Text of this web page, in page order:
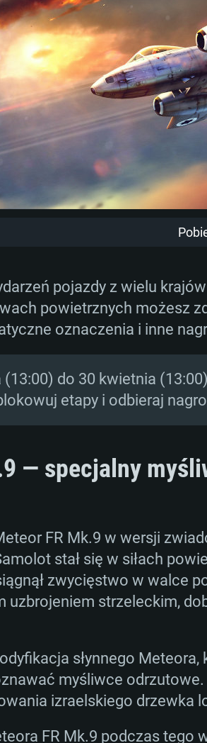
pojazdy z wielu
powietrznych możesz
oznaczenia i inne
(13:00) do 30 kwietnia
etapy i odbieraj
— specjalny
FR Mk.9 w wersji
stał się w siłach
zwycięstwo w walce
uzbrojeniem strzeleckim,
słynnego
myśliwce
izraelskiego drzewka
FR Mk.9 podczas tego